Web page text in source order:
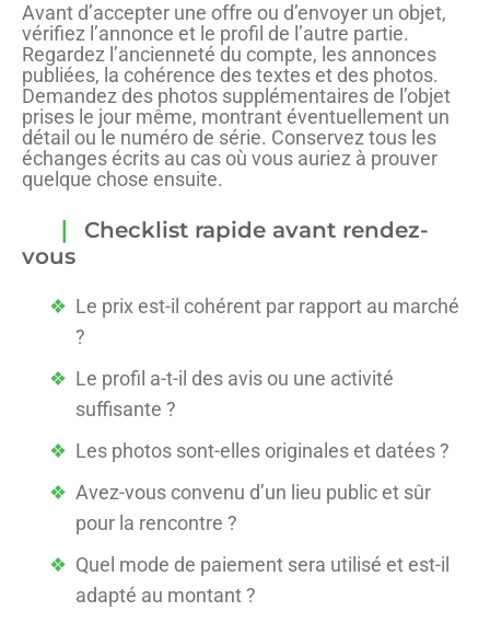
Avant d’accepter une offre ou d’envoyer un objet,
vérifiez l’annonce et le profil de l’autre partie.
Regardez l’ancienneté du compte, les annonces
publiées, la cohérence des textes et des photos.
Demandez des photos supplémentaires de l’objet
prises le jour même, montrant éventuellement un
détail ou le numéro de série. Conservez tous les
échanges écrits au cas où vous auriez à prouver
quelque chose ensuite.
Checklist rapide avant rendez-
vous
Le prix est-il cohérent par rapport au marché
?
Le profil a-t-il des avis ou une activité
suffisante ?
Les photos sont-elles originales et datées ?
Avez-vous convenu d’un lieu public et sûr
pour la rencontre ?
Quel mode de paiement sera utilisé et est-il
adapté au montant ?